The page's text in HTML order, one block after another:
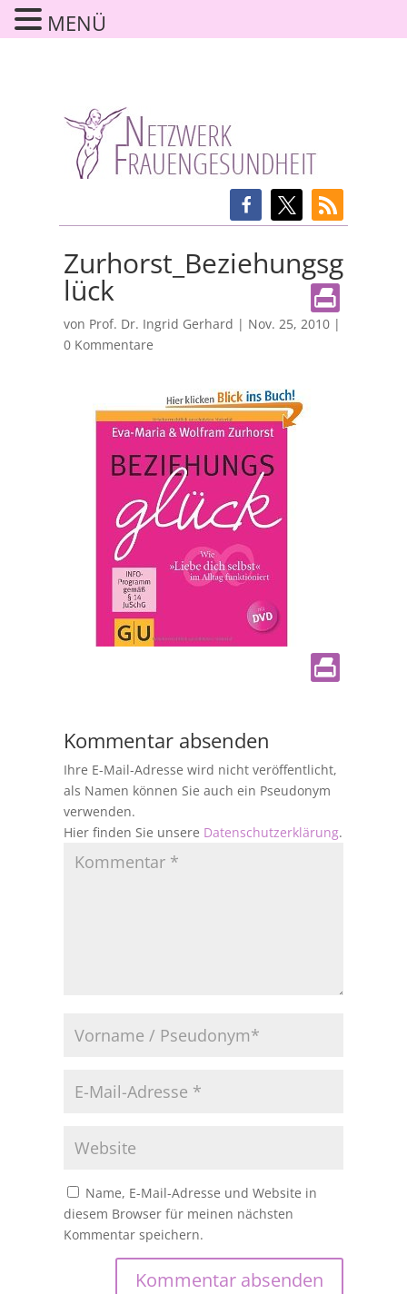
Zurhorst_Beziehungsg
lück
von Prof. Dr. Ingrid Gerhard | Nov. 25, 2010|
0 Kommentare
Kommentar absenden
Ihre E-Mail-Adresse wird nicht veröffentlicht,
als Namen können Sie auch ein Pseudonym
verwenden.
Hier finden Sie unsere Datenschutzerklärung.
Name, E-Mail-Adresse und Website in
diesem Browser für meinen nächsten
Kommentar speichern.
MENÜ